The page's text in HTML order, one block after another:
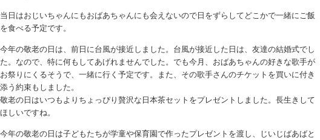
当日はおじいちゃんにもおばあちゃんにも会えないので日をずらしてどこかで一緒にご飯
を食べる予定です。
今年の敬老の日は、前日に台風が接近しました。台風が接近した日は、友達の結婚式でし
た。なので、特に何もしてあげれませんでした。でも今月、おばあちゃんの好きな歌手が
お祭りにくるそうで、一緒に行く予定です。また、その歌手さんのチケットを買いに付き
添う約束もしました。
敬老の日はいつもよりちょっぴり贅沢な日本茶セットをプレゼントしました。長生きして
ほしいですね。
今年の敬老の日は子どもたちが学童や保育園で作ったプレゼントを渡し、じいじばあばと